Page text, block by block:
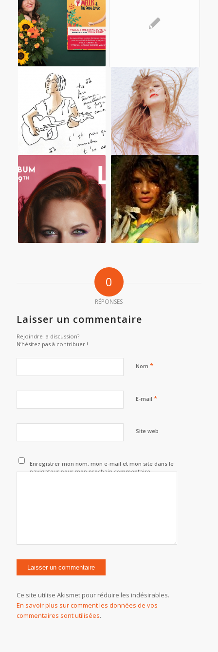
0
RÉPONSES
Laisser un commentaire
Rejoindre la discussion?
N’hésitez pas à contribuer !
Nom *
E-mail *
Site web
Enregistrer mon nom, mon e-mail et mon site dans le
navigateur pour mon prochain commentaire.
Ce site utilise Akismet pour réduire les indésirables.
En savoir plus sur comment les données de vos
commentaires sont utilisées.